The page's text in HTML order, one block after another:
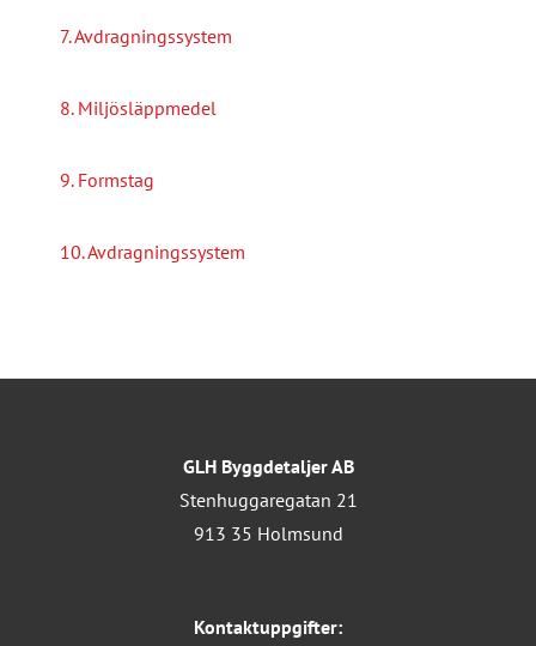
7. Avdragningssystem
8. Miljösläppmedel
9. Formstag
10. Avdragningssystem
GLH Byggdetaljer AB
Stenhuggaregatan 21
913 35 Holmsund
Kontaktuppgifter: